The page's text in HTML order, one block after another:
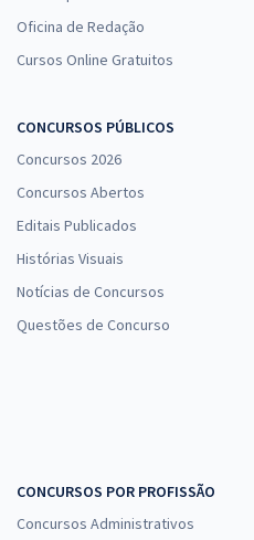
Oficina de Redação
Cursos Online Gratuitos
CONCURSOS PÚBLICOS
Concursos 2026
Concursos Abertos
Editais Publicados
Histórias Visuais
Notícias de Concursos
Questões de Concurso
CONCURSOS POR PROFISSÃO
Concursos Administrativos